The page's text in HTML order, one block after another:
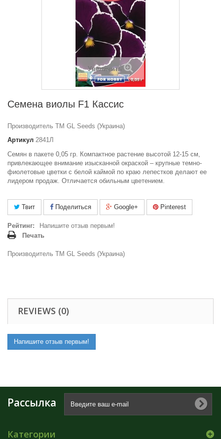
Увеличить
Семена виолы F1 Кассис
Производитель ТМ GL Seeds (Украина)
Артикул 2841Л
Семян в пакете 0,05 гр. Компактное растение высотой 12-15 см,
привлекающее внимание изысканной окраской – крупные темно-
фиолетовые цветки с белой каймой по краю лепестков делают ее
лидером продаж. Отличается обильным цветением.
Твит Поделиться Google+ Pinterest
Рейтинг:
Напишите отзыв первым!
Печать
Производитель ТМ GL Seeds (Украина)
REVIEWS (0)
Напишите отзыв первым!
Рассылка
Категории